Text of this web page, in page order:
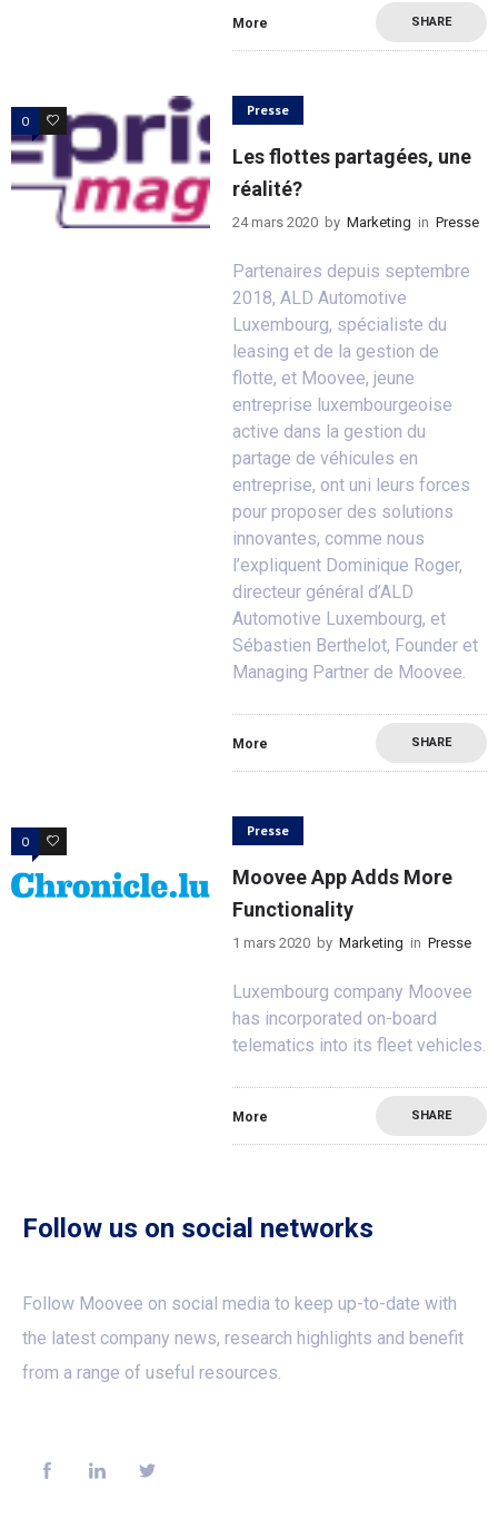
More SHARE
0 0
Presse
Les flottes partagées, une
réalité?
24 mars 2020 by Marketing in Presse
Partenaires depuis septembre
2018, ALD Automotive
Luxembourg, spécialiste du
leasing et de la gestion de
flotte, et Moovee, jeune
entreprise luxembourgeoise
active dans la gestion du
partage de véhicules en
entreprise, ont uni leurs forces
pour proposer des solutions
innovantes, comme nous
l’expliquent Dominique Roger,
directeur général d’ALD
Automotive Luxembourg, et
Sébastien Berthelot, Founder et
Managing Partner de Moovee.
More SHARE
0 0
Presse
Moovee App Adds More
Functionality
1 mars 2020 by Marketing in Presse
Luxembourg company Moovee
has incorporated on-board
telematics into its fleet vehicles.
More SHARE
Follow us on social networks
Follow Moovee on social media to keep up-to-date with
the latest company news, research highlights and benefit
from a range of useful resources.